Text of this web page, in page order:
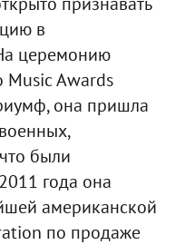
в
церемонию
Music Awards
она пришла
были
года она
американской
по продаже